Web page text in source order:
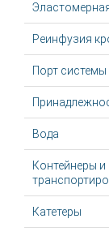
Реинфузия
Порт системы
Вода
Контейнеры
Катетеры